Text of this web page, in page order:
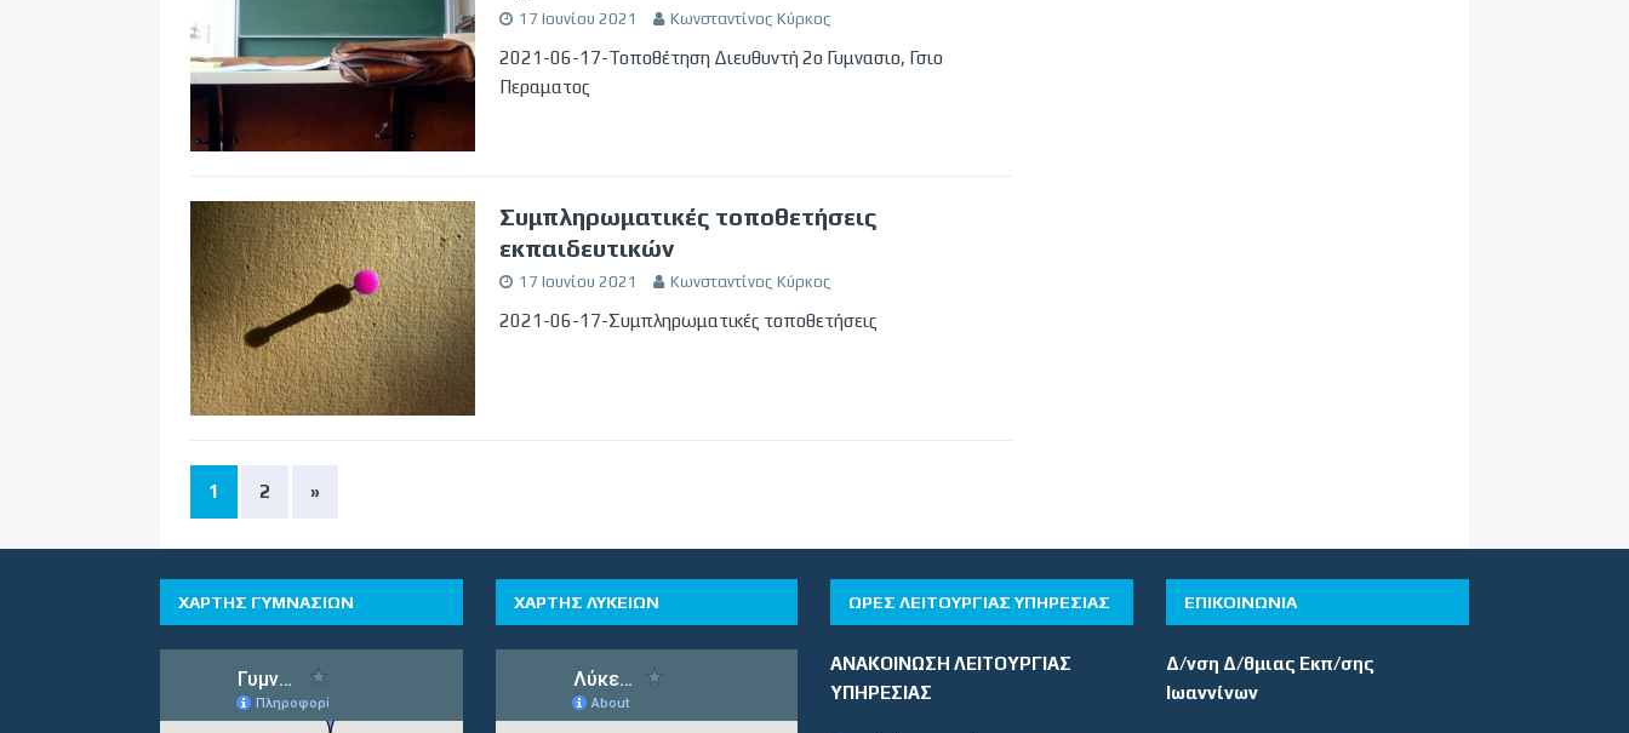
17 Ιουνίου 2021 Κωνσταντίνος Κύρκος
2021-06-17-Τοποθέτηση Διευθυντή 2ο Γυμνασιο, Γσιο
Περαματος
Συμπληρωματικές τοποθετήσεις
εκπαιδευτικών
17 Ιουνίου 2021 Κωνσταντίνος Κύρκος
2021-06-17-Συμπληρωματικές τοποθετήσεις
1 2 »
ΧΑΡΤΗΣ ΓΥΜΝΑΣΙΩΝ ΧΑΡΤΗΣ ΛΥΚΕΙΩΝ ΏΡΕΣ ΛΕΙΤΟΥΡΓΊΑΣ ΥΠΗΡΕΣΊΑΣ
ΑΝΑΚΟΙΝΩΣΗ ΛΕΙΤΟΥΡΓΙΑΣ
ΥΠΗΡΕΣΙΑΣ
ΕΠΙΚΟΙΝΩΝΙΑ
Δ/νση Δ/θμιας Εκπ/σης
Ιωαννίνων